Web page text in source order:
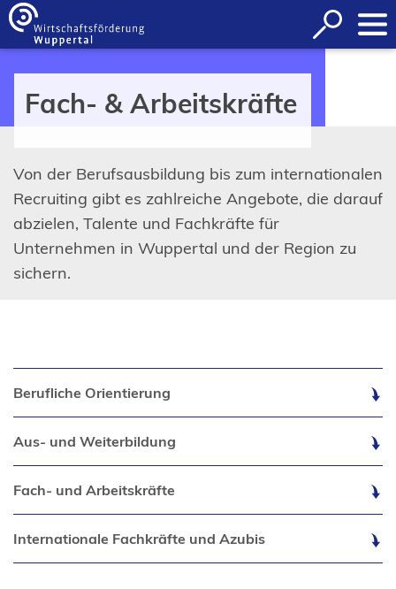
Inhalt anspringen
Suche
öffnen
Fach- & Arbeitskräfte
Von der Berufsausbildung bis zum internationalen
Recruiting gibt es zahlreiche Angebote, die darauf
abzielen, Talente und Fachkräfte für
Unternehmen in Wuppertal und der Region zu
sichern.
Berufliche Orientierung
Aus- und Weiterbildung
Fach- und Arbeitskräfte
Internationale Fachkräfte und Azubis